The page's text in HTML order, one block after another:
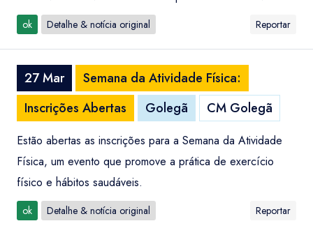
ok Detalhe & notícia original Reportar
27 Mar
Semana da Atividade Física:
Inscrições Abertas
Golegã CM Golegã
Estão abertas as inscrições para a Semana da Atividade
Física, um evento que promove a prática de exercício
físico e hábitos saudáveis.
ok Detalhe & notícia original Reportar